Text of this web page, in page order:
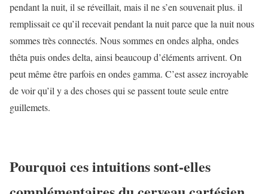
pendant la nuit, il se réveillait, mais il ne s’en souvenait plus. il
remplissait ce qu’il recevait pendant la nuit parce que la nuit nous
sommes très connectés. Nous sommes en ondes alpha, ondes
thêta puis ondes delta, ainsi beaucoup d’éléments arrivent. On
peut même être parfois en ondes gamma. C’est assez incroyable
de voir qu’il y a des choses qui se passent toute seule entre
guillemets.
Pourquoi ces intuitions sont-elles